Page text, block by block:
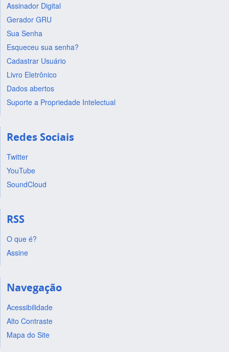
Assinador Digital
Gerador GRU
Sua Senha
Esqueceu sua senha?
Cadastrar Usuário
Livro Eletrônico
Dados abertos
Suporte a Propriedade Intelectual
Redes Sociais
Twitter
YouTube
SoundCloud
RSS
O que é?
Assine
Navegação
Acessibilidade
Alto Contraste
Mapa do Site